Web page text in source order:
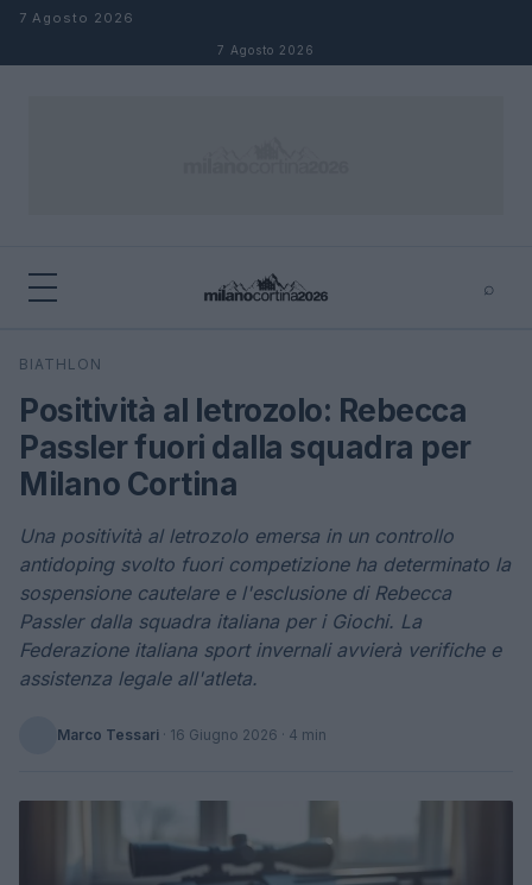
Salta al contenuto
7 Agosto 2026
7 Agosto 2026
⌕
Cerca
BIATHLON
Positività al letrozolo: Rebecca
Passler fuori dalla squadra per
Milano Cortina
Una positività al letrozolo emersa in un controllo
antidoping svolto fuori competizione ha determinato la
sospensione cautelare e l'esclusione di Rebecca
Passler dalla squadra italiana per i Giochi. La
Federazione italiana sport invernali avvierà verifiche e
assistenza legale all'atleta.
Marco Tessari · 16 Giugno 2026 · 4 min